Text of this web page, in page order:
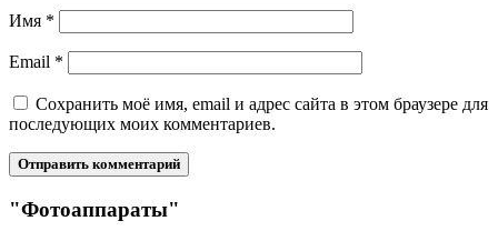
Имя *
Email *
Сохранить моё имя, email и адрес сайта в этом браузере для
последующих моих комментариев.
"Фотоаппараты"